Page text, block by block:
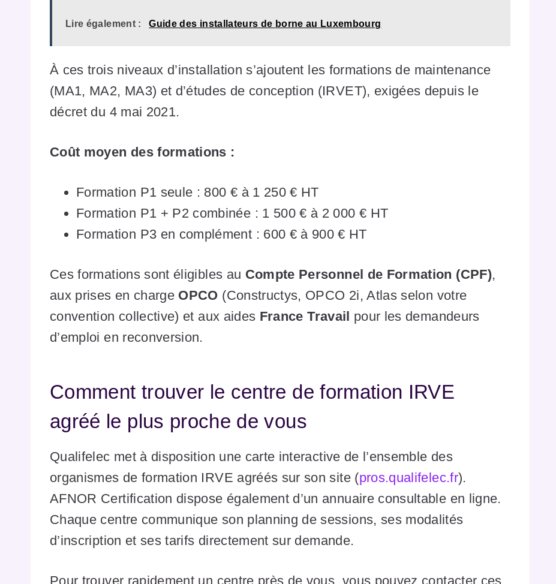
Lire également : Guide des installateurs de borne au Luxembourg
À ces trois niveaux d’installation s’ajoutent les formations de maintenance
(MA1, MA2, MA3) et d’études de conception (IRVET), exigées depuis le
décret du 4 mai 2021.
Coût moyen des formations :
Formation P1 seule : 800 € à 1 250 € HT
Formation P1 + P2 combinée : 1 500 € à 2 000 € HT
Formation P3 en complément : 600 € à 900 € HT
Ces formations sont éligibles au Compte Personnel de Formation (CPF),
aux prises en charge OPCO (Constructys, OPCO 2i, Atlas selon votre
convention collective) et aux aides France Travail pour les demandeurs
d’emploi en reconversion.
Comment trouver le centre de formation IRVE
agréé le plus proche de vous
Qualifelec met à disposition une carte interactive de l’ensemble des
organismes de formation IRVE agréés sur son site (pros.qualifelec.fr).
AFNOR Certification dispose également d’un annuaire consultable en ligne.
Chaque centre communique son planning de sessions, ses modalités
d’inscription et ses tarifs directement sur demande.
Pour trouver rapidement un centre près de vous, vous pouvez contacter ces